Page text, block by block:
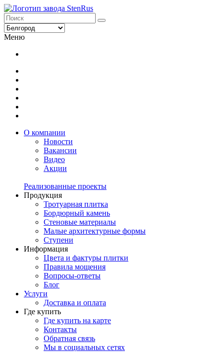
Меню
О компании
Новости
Вакансии
Видео
Акции
Реализованные проекты
Продукция
Тротуарная плитка
Бордюрный камень
Стеновые материалы
Малые архитектурные формы
Ступени
Информация
Цвета и фактуры плитки
Правила мощения
Вопросы-ответы
Блог
Услуги
Доставка и оплата
Где купить
Где купить на карте
Контакты
Обратная связь
Мы в социальных сетях